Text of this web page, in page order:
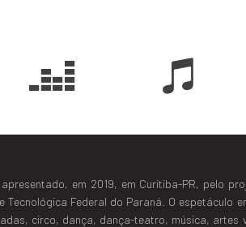
em 2019, em Curitiba-PR, pelo
Federal do Paraná. O espetáculo
circo, dança, dança-teatro, música, artes